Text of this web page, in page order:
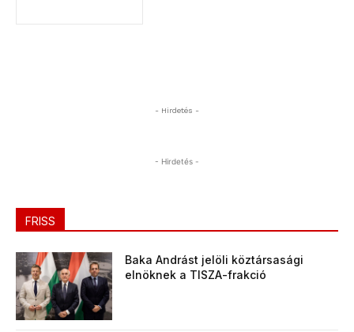
- Hirdetés -
- Hirdetés -
FRISS
Baka Andrást jelöli köztársasági
elnöknek a TISZA-frakció